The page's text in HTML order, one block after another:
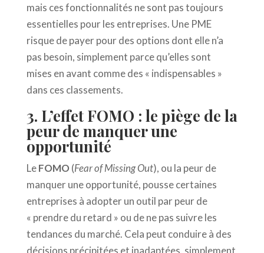
mais ces fonctionnalités ne sont pas toujours
essentielles pour les entreprises. Une PME
risque de payer pour des options dont elle n’a
pas besoin, simplement parce qu’elles sont
mises en avant comme des « indispensables »
dans ces classements.
3. L’effet FOMO : le piège de la
peur de manquer une
opportunité
LeFOMO (Fear of Missing Out), ou la peur de
manquer une opportunité, pousse certaines
entreprises à adopter un outil par peur de
« prendre du retard » ou de ne pas suivre les
tendances du marché. Cela peut conduire à des
décisions précipitées et inadaptées, simplement